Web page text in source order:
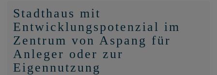
Stadthaus mit
Entwicklungspotenzial im
Zentrum von Aspang für
Anleger oder zur
Eigennutzung